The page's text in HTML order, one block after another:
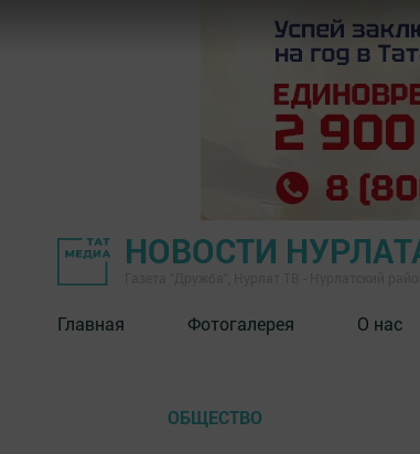
НОВОСТИ
Главная Фотогалерея О нас
ОБЩЕСТВО